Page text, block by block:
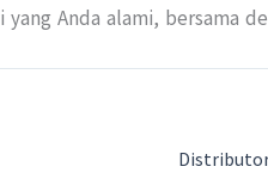
Anda alami, bersama